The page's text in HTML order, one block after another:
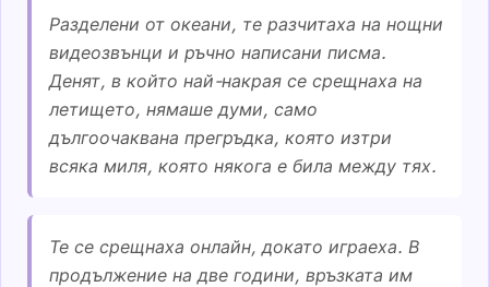
Разделени от океани, те разчитаха на нощни
видеозвънци и ръчно написани писма.
Денят, в който най-накрая се срещнаха на
летището, нямаше думи, само
дългоочаквана прегръдка, която изтри
всяка миля, която някога е била между тях.
Те се срещнаха онлайн, докато играеха. В
продължение на две години, връзката им